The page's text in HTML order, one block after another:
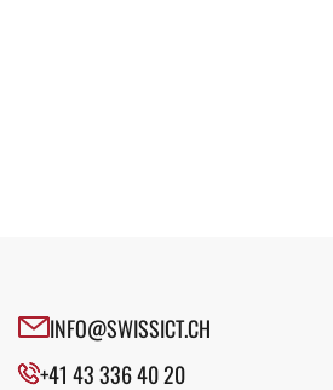
INFO@SWISSICT.CH
+41 43 336 40 20